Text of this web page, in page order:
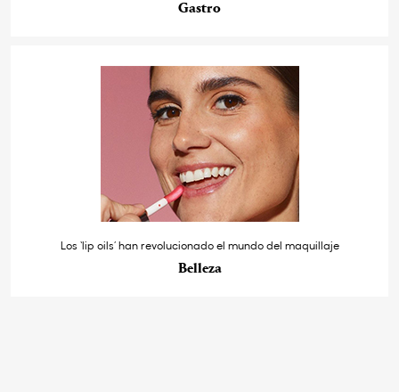
Gastro
Los ‘lip oils’ han revolucionado el mundo del maquillaje
Belleza